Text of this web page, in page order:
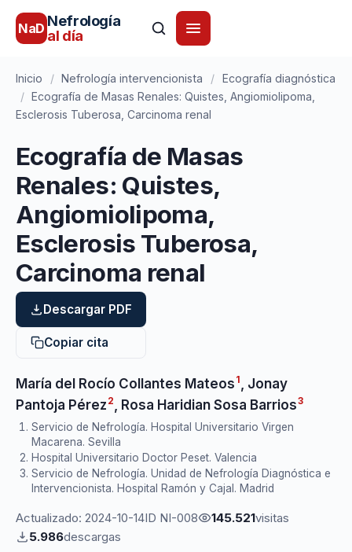
NaD Nefrología
al día
Inicio / Nefrología intervencionista / Ecografía diagnóstica
/ Ecografía de Masas Renales: Quistes, Angiomiolipoma,
Esclerosis Tuberosa, Carcinoma renal
Ecografía de Masas
Renales: Quistes,
Angiomiolipoma,
Esclerosis Tuberosa,
Carcinoma renal
Descargar PDF
Copiar cita
María del Rocío Collantes Mateos 1
Jonay
Pantoja Pérez 2 Rosa Haridian Sosa Barrios3
Servicio de Nefrología. Hospital Universitario Virgen
Macarena. Sevilla
Hospital Universitario Doctor Peset. Valencia
Servicio de Nefrología. Unidad de Nefrología Diagnóstica e
Intervencionista. Hospital Ramón y Cajal. Madrid
Actualizado: 2024-10-14ID NI-008 145.521visitas
5.986descargas